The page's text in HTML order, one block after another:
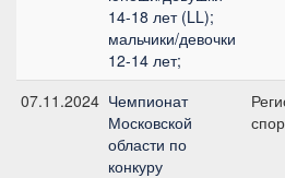
14-18 лет (LL);
мальчики/девочки
12-14 лет;
07.11.2024 Чемпионат
Московской
области по
конкуру